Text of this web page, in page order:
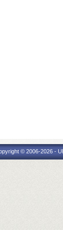
© 2006-2026 -